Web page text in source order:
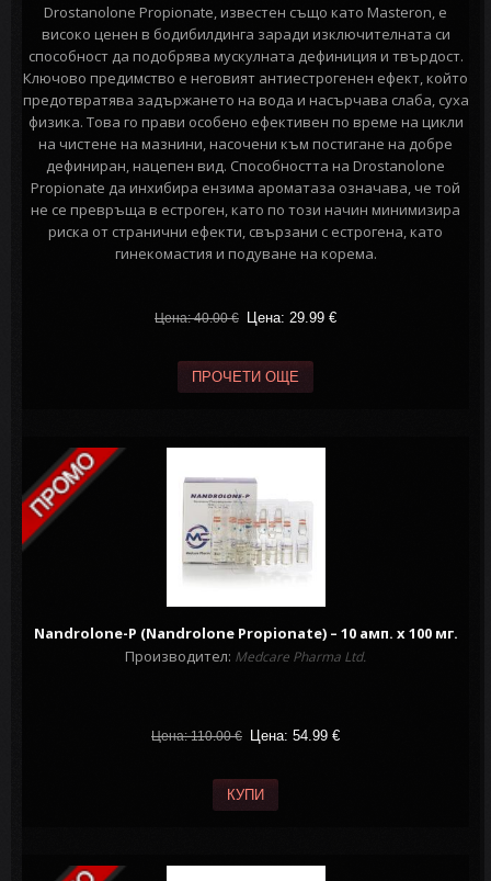
Drostanolone Propionate, известен също като Masteron, е
високо ценен в бодибилдинга заради изключителната си
способност да подобрява мускулната дефиниция и твърдост.
Ключово предимство е неговият антиестрогенен ефект, който
предотвратява задържането на вода и насърчава слаба, суха
физика. Това го прави особено ефективен по време на цикли
на чистене на мазнини, насочени към постигане на добре
дефиниран, нацепен вид. Способността на Drostanolone
Propionate да инхибира ензима ароматаза означава, че той
не се превръща в естроген, като по този начин минимизира
риска от странични ефекти, свързани с естрогена, като
гинекомастия и подуване на корема.
Цена: 40.00€ Цена: 29.99 €
ПРОЧЕТИ ОЩЕ
Nandrolone-P (Nandrolone Propionate) – 10 амп. х 100 мг.
Производител: Medcare Pharma Ltd.
Цена: 110.00€ Цена: 54.99 €
КУПИ